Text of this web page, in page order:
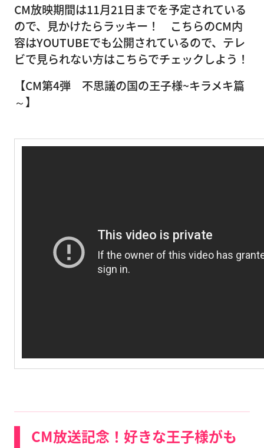
CM放映期間は11月21日までを予定されている
ので、見かけたらラッキー！ こちらのCM内
容はYOUTUBEでも公開されているので、テレ
ビで見られない方はこちらでチェックしよう！
【CM第4弾 不思議の国の王子様~キラメキ篇
～】
CM放送記念！好きな王子様がも